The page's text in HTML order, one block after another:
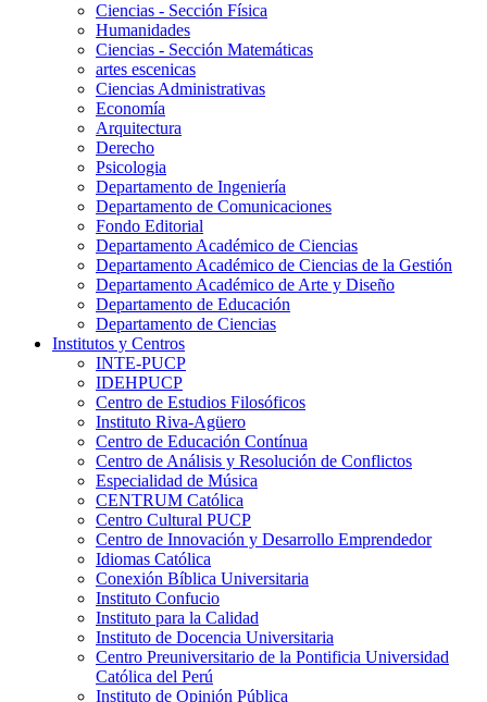
Ciencias - Sección Física
Humanidades
Ciencias - Sección Matemáticas
artes escenicas
Ciencias Administrativas
Economía
Arquitectura
Derecho
Psicologia
Departamento de Ingeniería
Departamento de Comunicaciones
Fondo Editorial
Departamento Académico de Ciencias
Departamento Académico de Ciencias de la Gestión
Departamento Académico de Arte y Diseño
Departamento de Educación
Departamento de Ciencias
Institutos y Centros
INTE-PUCP
IDEHPUCP
Centro de Estudios Filosóficos
Instituto Riva-Agüero
Centro de Educación Contínua
Centro de Análisis y Resolución de Conflictos
Especialidad de Música
CENTRUM Católica
Centro Cultural PUCP
Centro de Innovación y Desarrollo Emprendedor
Idiomas Católica
Conexión Bíblica Universitaria
Instituto Confucio
Instituto para la Calidad
Instituto de Docencia Universitaria
Centro Preuniversitario de la Pontificia Universidad
Católica del Perú
Instituto de Opinión Pública